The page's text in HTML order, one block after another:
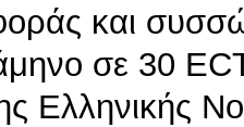
και
σε 30
Ελληνικής